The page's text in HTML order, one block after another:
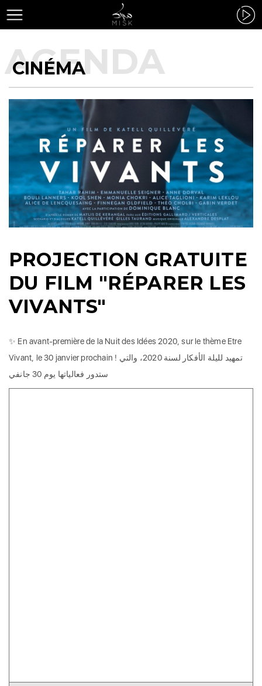
CINÉMA
PROJECTION GRATUITE
DU FILM "RÉPARER LES
VIVANTS"
✨ En avant-première de la Nuit des Idées 2020, sur le thème Etre
Vivant, le 30 janvier prochain ! تمهيد لليلة الأفكار لسنة 2020، والتي
ستدور فعالياتها يوم 30 جانفي